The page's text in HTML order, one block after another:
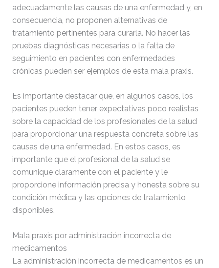
adecuadamente las causas de una enfermedad y, en
consecuencia, no proponen alternativas de
tratamiento pertinentes para curarla. No hacer las
pruebas diagnósticas necesarias o la falta de
seguimiento en pacientes con enfermedades
crónicas pueden ser ejemplos de esta mala praxis.
Es importante destacar que, en algunos casos, los
pacientes pueden tener expectativas poco realistas
sobre la capacidad de los profesionales de la salud
para proporcionar una respuesta concreta sobre las
causas de una enfermedad. En estos casos, es
importante que el profesional de la salud se
comunique claramente con el paciente y le
proporcione información precisa y honesta sobre su
condición médica y las opciones de tratamiento
disponibles.
Mala praxis por administración incorrecta de
medicamentos
La administración incorrecta de medicamentos es un